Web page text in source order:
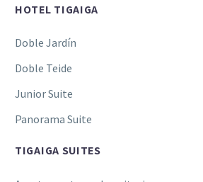
HOTEL TIGAIGA
Doble Jardín
Doble Teide
Junior Suite
Panorama Suite
TIGAIGA SUITES